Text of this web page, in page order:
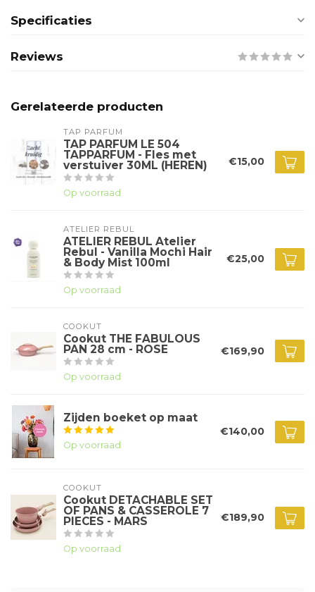
Specificaties
Reviews
Gerelateerde producten
TAP PARFUM
TAP PARFUM LE 504
TAPPARFUM - Fles met
verstuiver 30ML (HEREN)
Op voorraad
€15,00
ATELIER REBUL
ATELIER REBUL Atelier
Rebul - Vanilla Mochi Hair
& Body Mist 100ml
Op voorraad
€25,00
COOKUT
Cookut THE FABULOUS
PAN 28 cm - ROSE
Op voorraad
€169,90
Zijden boeket op maat
Op voorraad
€140,00
COOKUT
Cookut DETACHABLE SET
OF PANS & CASSEROLE 7
PIECES - MARS
Op voorraad
€189,90